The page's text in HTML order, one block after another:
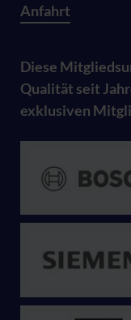
Anfahrt
Diese
Qualität seit
exklusiven